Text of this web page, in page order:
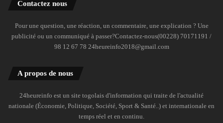
Contactez nous
Pour une question, une réaction, un commentaire, une explication ? Une
publicité ou un communiqué à passer?Contactez-nous(00228) 70171191 /
98 12 67 78 24heureinfo2018@gmail.com
A propos de nous
24heureinfo est un site togolais d'information qui traite de l'actualité
nationale (Économie, Politique, Société, Sport & Santé..) et internationale en
temps réel et en continu.